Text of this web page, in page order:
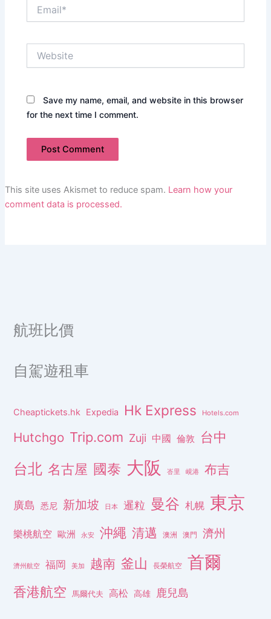
Save my name, email, and website in this browser
for the next time I comment.
This site uses Akismet to reduce spam. Learn how your
comment data is processed.
航班比價
自駕遊租車
Cheaptickets.hk Expedia Hk Express Hotels.com
Hutchgo Trip.com Zuji 中國 倫敦 台中
台北 名古屋 國泰 大阪 峇里 峴港 布吉
廣島 悉尼 新加坡 日本 暹粒 曼谷 札幌 東京
樂桃航空 歐洲 永安 沖繩 清邁 澳洲 澳門 濟州
濟州航空 福岡 美加 越南 釜山 長榮航空 首爾
香港航空 馬爾代夫 高松 高雄 鹿兒島